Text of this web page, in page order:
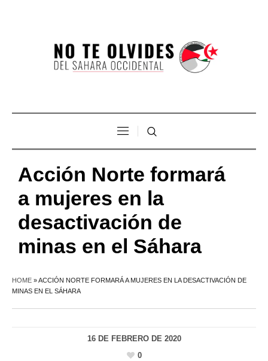
Acción Norte formará
a mujeres en la
desactivación de
minas en el Sáhara
HOME »ACCIÓN NORTE FORMARÁ A MUJERES EN LA DESACTIVACIÓN DE
MINAS EN EL SÁHARA
16 DE FEBRERO DE 2020
0